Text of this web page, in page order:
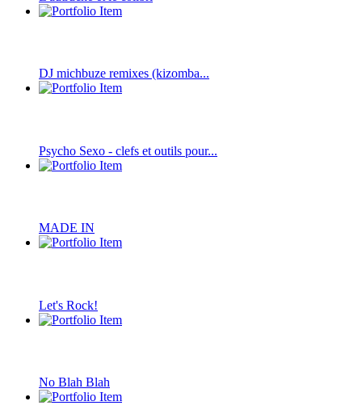
DJ michbuze remixes (kizomba...
Psycho Sexo - clefs et outils pour...
MADE IN
Let's Rock!
No Blah Blah